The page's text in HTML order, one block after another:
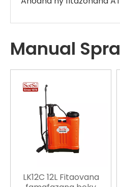
Manual
LK12C 12L Fitaovana